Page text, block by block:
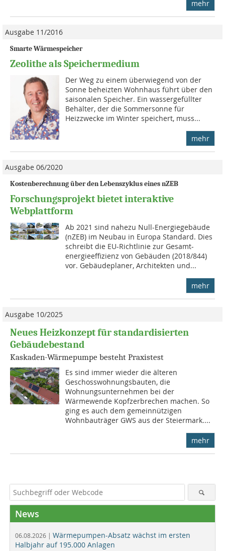
mehr
Ausgabe 11/2016
Smarte Wärmespeicher
Zeolithe als Speichermedium
Der Weg zu einem überwiegend von der
Sonne beheizten Wohnhaus führt über den
saisonalen Speicher. Ein wassergefüllter
Behälter, der die Sommersonne für
Heizzwecke im Winter speichert, muss...
mehr
Ausgabe 06/2020
Kostenberechnung über den Lebenszyklus eines nZEB
Forschungsprojekt bietet interaktive
Webplattform
Ab 2021 sind nahezu Null-Energiegebäude
(nZEB) im Neubau in Europa Standard. Dies
schreibt die EU-Richtlinie zur Gesamt-
energieeffizienz von Gebäuden (2018/844)
vor. Gebäudeplaner, Architekten und...
mehr
Ausgabe 10/2025
Neues Heizkonzept für standardisierten
Gebäudebestand
Kaskaden-Wärmepumpe besteht Praxistest
Es sind immer wieder die älteren
Geschosswohnungsbauten, die
Wohnungsunternehmen bei der
Wärmewende Kopfzerbrechen machen. So
ging es auch dem gemeinnützigen
Wohnbauträger GWS aus der Steiermark....
mehr
News
06.08.2026 | Wärmepumpen-Absatz wächst im ersten
Halbjahr auf 195.000 Anlagen